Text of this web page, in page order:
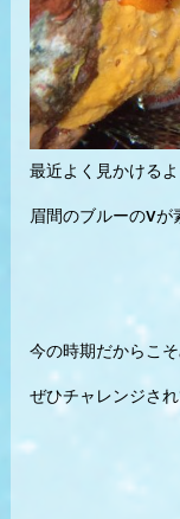
最近よく見かける
眉間のブルーのV
今の時期だからこ
ぜひチャレンジさ